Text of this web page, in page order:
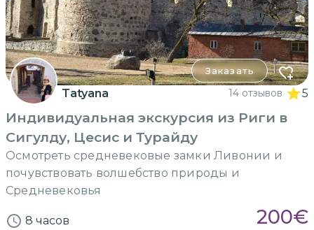
Заказать
Tatyana 14 отзывов 5
Индивидуальная экскурсия из Риги в
Сигулду, Цесис и Турайду
Осмотреть средневековые замки Ливонии и
почувствовать волшебство природы и
Cредневековья
8 часов 200€